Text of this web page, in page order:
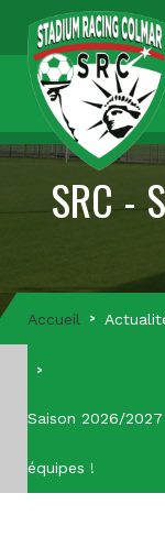
SRC -
Accueil
Saison 2026/
équipes !